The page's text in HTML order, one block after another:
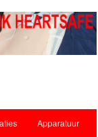
Apparatuur